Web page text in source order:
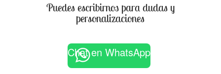
Puedes escribirnos para dudas y
personalizaciones
Chat en WhatsApp